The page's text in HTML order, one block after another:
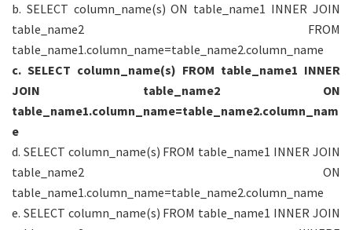
b. SELECT column_name(s) ON table_name1 INNER JOIN
table_name2 FROM
table_name1.column_name=table_name2.column_name
c. SELECT column_name(s) FROM table_name1 INNER
JOIN table_name2 ON
table_name1.column_name=table_name2.column_nam
e
d. SELECT column_name(s) FROM table_name1 INNER JOIN
table_name2 ON
table_name1.column_name=table_name2.column_name
e. SELECT column_name(s) FROM table_name1 INNER JOIN